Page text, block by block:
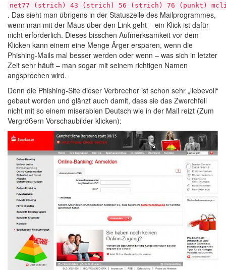
net77 (strich) 43 (strich) 56 (strich) 76 (punkt)
. Das sieht man übrigens in der Statuszeile des Mailprogrammes,
wenn man mit der Maus über den Link geht – ein Klick ist dafür
nicht erforderlich. Dieses bisschen Aufmerksamkeit vor dem
Klicken kann einem eine Menge Ärger ersparen, wenn die
Phishing-Mails mal besser werden oder wenn – was sich in letzter
Zeit sehr häuft – man sogar mit seinem richtigen Namen
angsprochen wird.
Denn die Phishing-Site dieser Verbrecher ist schon sehr „liebevoll“
gebaut worden und glänzt auch damit, dass sie das Zwerchfell
nicht mit so einem miserablen Deutsch wie in der Mail reizt (Zum
Vergrößern Vorschaubilder klicken):